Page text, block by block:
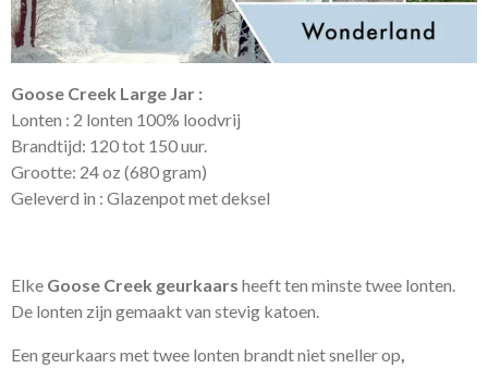
Goose Creek Large Jar :
Lonten : 2 lonten 100% loodvrij
Brandtijd: 120 tot 150 uur.
Grootte: 24 oz (680 gram)
Geleverd in : Glazenpot met deksel
Elke Goose Creek geurkaars heeft ten minste twee lonten.
De lonten zijn gemaakt van stevig katoen.
Een geurkaars met twee lonten brandt niet sneller op,